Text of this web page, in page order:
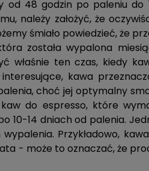
od 48 godzin po paleniu do
należy założyć, że
śmiało powiedzieć, że
została wypalona
właśnie ten czas, kiedy
kawa
choć jej optymalny
do espresso, które
10-14 dniach od palenia.
Przykładowo,
- może to oznaczać, że